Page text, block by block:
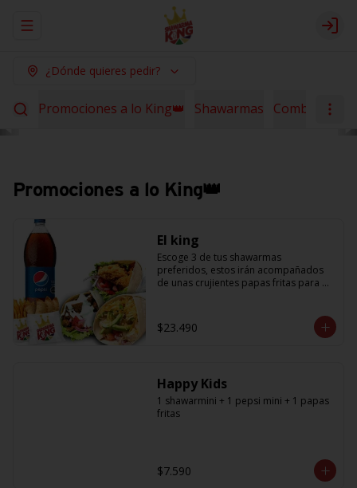
Abrir menu de navegación Login
¿Dónde quieres pedir?
Promociones a lo King👑 Shawarmas Combos
Promociones a lo King👑
El king
Escoge 3 de tus shawarmas
preferidos, estos irán acompañados
de unas crujientes papas fritas para
acumulable con otras promociones)
(cada agregado adicional
agregar la cantidad exacta igual a la
cantidad de shawarmas de la
promoción)
$23.490
Happy Kids
1 shawarmini + 1 pepsi mini + 1 papas
fritas
$7.590